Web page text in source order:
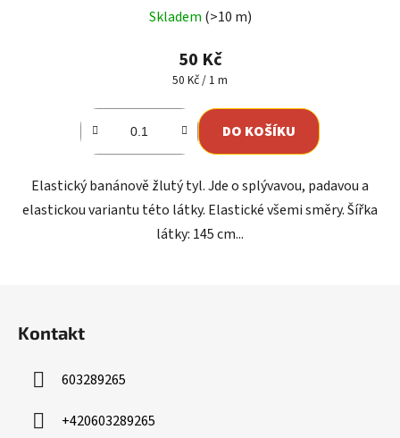
Skladem (>10 m)
50 Kč
Měrná
50 Kč / 1 m
DO KOŠÍKU
Elastický banánově žlutý tyl. Jde o splývavou, padavou a
elastickou variantu této látky. Elastické všemi směry. Šířka
látky: 145 cm...
Kontakt
603289265
+420603289265